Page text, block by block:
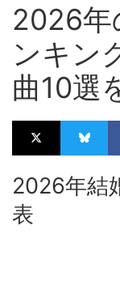
2026年
ンキン
曲10選
2026年結
表